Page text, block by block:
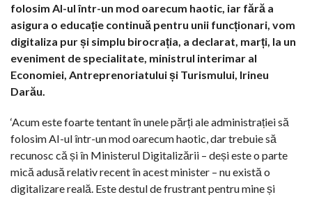
folosim AI-ul într-un mod oarecum haotic, iar fără a
asigura o educație continuă pentru unii funcționari, vom
digitaliza pur și simplu birocrația, a declarat, marți, la un
eveniment de specialitate, ministrul interimar al
Economiei, Antreprenoriatului și Turismului, Irineu
Darău.
‘Acum este foarte tentant în unele părți ale administrației să
folosim AI-ul într-un mod oarecum haotic, dar trebuie să
recunosc că și în Ministerul Digitalizării – deși este o parte
mică adusă relativ recent în acest minister – nu există o
digitalizare reală. Este destul de frustrant pentru mine și